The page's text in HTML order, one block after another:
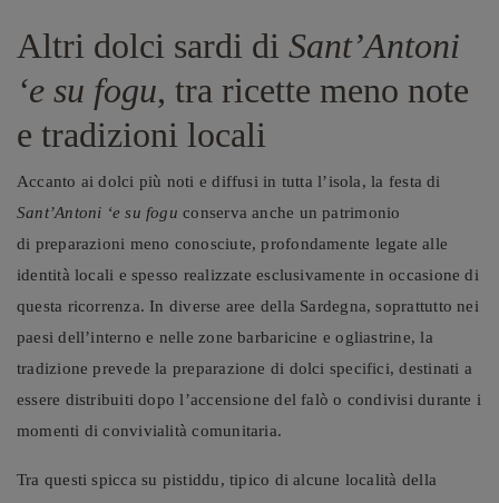
Altri dolci sardi di Sant’Antoni
‘e su fogu, tra ricette meno note
e tradizioni locali
Accanto ai dolci più noti e diffusi in tutta l’isola, la festa di
Sant’Antoni ‘e su fogu conserva anche un patrimonio
di preparazioni meno conosciute, profondamente legate alle
identità locali e spesso realizzate esclusivamente in occasione di
questa ricorrenza. In diverse aree della Sardegna, soprattutto nei
paesi dell’interno e nelle zone barbaricine e ogliastrine, la
tradizione prevede la preparazione di dolci specifici, destinati a
essere distribuiti dopo l’accensione del falò o condivisi durante i
momenti di convivialità comunitaria.
Tra questi spicca su pistiddu, tipico di alcune località della